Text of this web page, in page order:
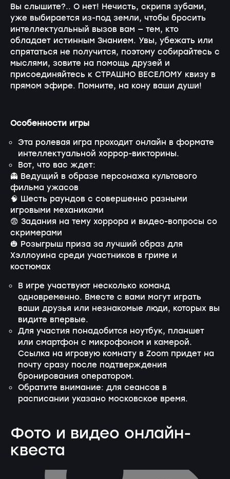
Вы слышите?.. О нет! Нечисть, скрипя зубами,
уже выбирается из-под земли, чтобы бросить
интеллектуальный вызов вам — тем, кто
обладает истинным Знанием. Увы, убежать или
спрятаться не получится, поэтому собирайтесь с
мыслями, зовите на помощь друзей и
присоединяйтесь к СТРАШНО ВЕСЕЛОМУ квизу в
прямом эфире. Помните, на кону ваши души!
Особенности игры
Эта ролевая игра проходит онлайн в формате
интеллектуальной хоррор-викторины.
Вот, что вас ждет:
👻 Ведущий в образе персонажа культового
фильма ужасов
🧠 Шесть раундов с совершенно разными
игровыми механиками
😨 Задания на тему хоррора и видео-вопросы со
скримерами
🎃 Розыгрыш приза за лучший образ для
Хэллоуина среди участников в гриме и
костюмах
В игре участвуют несколько команд
одновременно. Вместе с вами могут играть
ваши друзья или незнакомые люди, которых вы
видите впервые.
Для участия понадобится ноутбук, планшет
или смартфон с микрофоном и камерой.
Ссылка на игровую комнату в Zoom придет на
почту сразу после подтверждения
бронирования оператором.
Обратите внимание: для сеансов в
расписании указано московское время.
Фото и видео онлайн-
квеста